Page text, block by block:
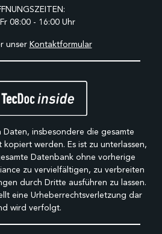
08:00 - 16:00 Uhr
unser Kontaktformular
insbesondere die gesamte
werden. Es ist zu unterlassen,
Datenbank ohne vorherige
zu vervielfältigen, zu verbreiten
durch Dritte ausführen zu lassen.
eine Urheberrechtsverletzung dar
wird verfolgt.